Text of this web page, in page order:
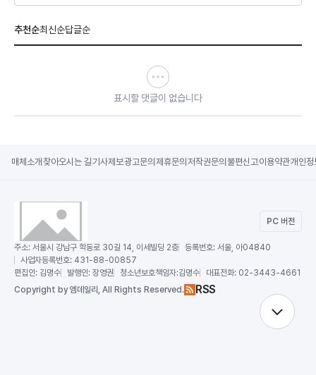
추천순최신순답글순
표시할 댓글이 없습니다
매체소개 찾아오시는 길기사제보광고문의 제휴문의 저작권문의 불편신고이용약관개인정
PC 버전
주소: 서울시 강남구 학동로 30길 14, 이세빌딩 2층 등록번호: 서울, 아04840
사업자등록번호: 431-88-00857
편집인: 김명수 발행인: 장영권 청소년보호책임자:김명수 대표전화: 02-3443-4661
Copyright by 엠데일리, All Rights Reserved. RSS